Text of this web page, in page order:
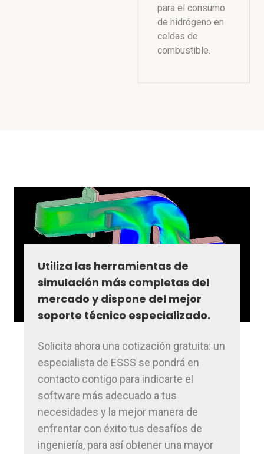
para el consumo
de hidrógeno en
celdas de
combustible.
Utiliza las herramientas de
simulación más completas del
mercado y dispone del mejor
soporte técnico especializado.
Solicita ahora una cotización gratuita: un
especialista de ESSS se pondrá en
contacto contigo para indicarte el
software más adecuado a tus
necesidades y la mejor manera de
enfrentar con éxito tus desafíos de
ingeniería, para así obtener una mayor